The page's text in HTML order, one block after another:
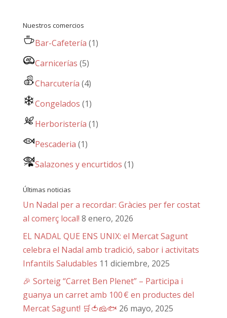
Nuestros comercios
Bar-Cafetería (1)
Carnicerías (5)
Charcutería (4)
Congelados (1)
Herboristería (1)
Pescaderia (1)
Salazones y encurtidos (1)
Últimas noticias
Un Nadal per a recordar: Gràcies per fer costat
al comerç local! 8 enero, 2026
EL NADAL QUE ENS UNIX: el Mercat Sagunt
celebra el Nadal amb tradició, sabor i activitats
Infantils Saludables 11 diciembre, 2025
🎉 Sorteig “Carret Ben Plenet” – Participa i
guanya un carret amb 100 € en productes del
Mercat Sagunt! 🛒🍅🧀🐟 26 mayo, 2025